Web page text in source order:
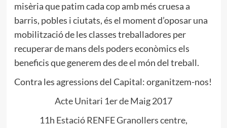
misèria que patim cada cop amb més cruesa a
barris, pobles i ciutats, és el moment d’oposar una
mobilització de les classes treballadores per
recuperar de mans dels poders econòmics els
beneficis que generem des de el món del treball.
Contra les agressions del Capital: organitzem-nos!
Acte Unitari 1er de Maig 2017
11h Estació RENFE Granollers centre,